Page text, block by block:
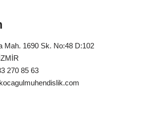
Mah. 1690 Sk. No:48 D:102
270 85 63